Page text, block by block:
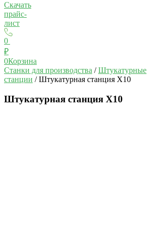
Скачать
прайс-
лист
0
₽
0Корзина
Станки для производства /Штукатурные
станции / Штукатурная станция Х10
Штукатурная станция Х10